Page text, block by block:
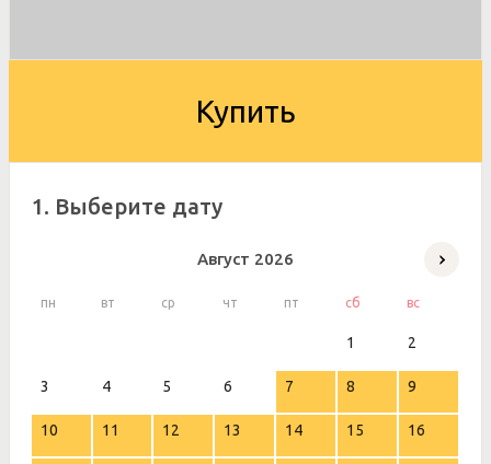
Купить
1. Выберите дату
Август 2026
пн вт ср чт пт сб вс
1 2
3 4 5 6 7 8 9
10 11 12 13 14 15 16